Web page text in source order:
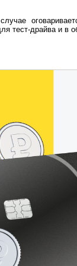
тест-драйва и